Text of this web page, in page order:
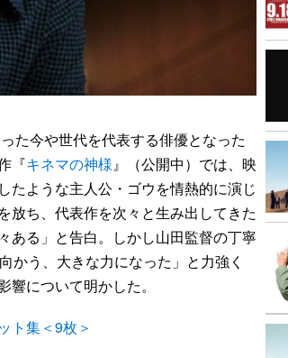
た今や世代を代表する俳優となった
『キネマの神様』（公開中）では、映
たような主人公・ゴウを情熱的に演じ
放ち、代表作を次々と生み出してきた
ある」と告白。しかし山田監督の丁寧
かう、大きな力になった」と力強く
について明かした。
ト集＜9枚＞